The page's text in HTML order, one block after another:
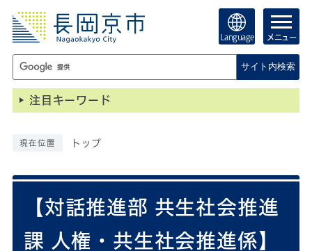
Language メニュー
サイト内検索
注目キーワード
現在位置 トップ
【対話推進部 共生社会推進
課 人権・共生社会推進係】